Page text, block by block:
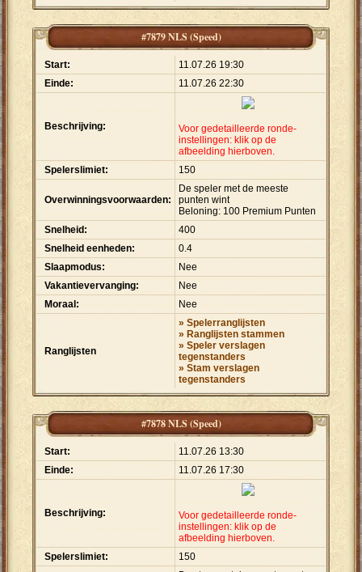
#7879 NLS (Speed)
Start:
11.07.26 19:30
Einde:
11.07.26 22:30
Beschrijving:
Voor gedetailleerde ronde-
instellingen: klik op de
afbeelding hierboven.
Spelerslimiet:
150
Overwinningsvoorwaarden:
De speler met de meeste
punten wint
Beloning: 100 Premium Punten
Snelheid:
400
Snelheid eenheden:
0.4
Slaapmodus:
Nee
Vakantievervanging:
Nee
Moraal:
Nee
Ranglijsten
» Spelerranglijsten
» Ranglijsten stammen
» Speler verslagen
tegenstanders
» Stam verslagen
tegenstanders
#7878 NLS (Speed)
Start:
11.07.26 13:30
Einde:
11.07.26 17:30
Beschrijving:
Voor gedetailleerde ronde-
instellingen: klik op de
afbeelding hierboven.
Spelerslimiet:
150